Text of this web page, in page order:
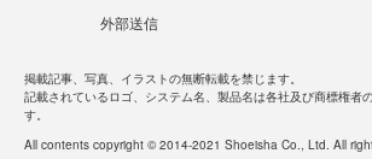
外部送信
掲載記事、写真、イラストの無断転載を禁じます。
記載されているロゴ、システム名、製品名は各社及び商標権者
す。
All contents copyright © 2014-2021 Shoeisha Co., Ltd. All